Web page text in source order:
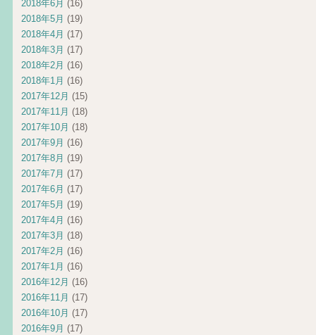
2018年6月 (16)
2018年5月 (19)
2018年4月 (17)
2018年3月 (17)
2018年2月 (16)
2018年1月 (16)
2017年12月 (15)
2017年11月 (18)
2017年10月 (18)
2017年9月 (16)
2017年8月 (19)
2017年7月 (17)
2017年6月 (17)
2017年5月 (19)
2017年4月 (16)
2017年3月 (18)
2017年2月 (16)
2017年1月 (16)
2016年12月 (16)
2016年11月 (17)
2016年10月 (17)
2016年9月 (17)